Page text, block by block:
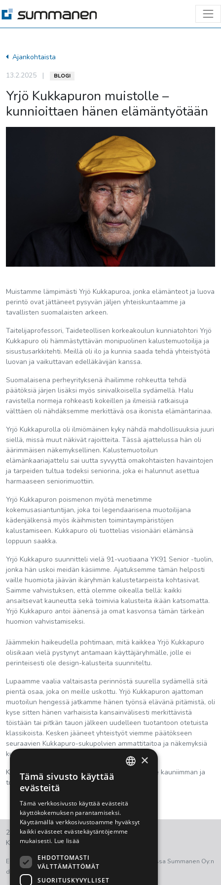
Ajankohtaista
13.2.2025
| BLOGI
Yrjö Kukkapuron muistolle –
kunnioittaen hänen elämäntyötään
Muistamme lämpimästi Yrjö Kukkapuroa, jonka elämänteot ja luova
perintö ovat jättäneet pysyvän jäljen yhteiskuntaamme ja
tavallisten suomalaisten arkeen.
Taitelijaprofessori, Taideteollisen korkeakoulun kunniatohtori Yrjö
Kukkapuro oli hämmästyttävän monipuolinen kalustemuotoilija ja
sisustusarkkitehti. Meillä oli ilo ja kunnia saada tehdä yhteistyötä
luovan ja vaikuttavan edelläkävijän kanssa.
Suomalaisena perheyrityksenä ihailimme rohkeutta tehdä
päätöksiä järjen lisäksi myös sinivalkoisella sydämellä. Halu
ravistella normeja rohkeasti kokeillen ja ilmeisiä ratkaisuja
välttäen oli nähdäksemme merkittävä osa ikonista elämäntarinaa.
Yrjö Kukkapurolla oli ilmiömäinen kyky nähdä mahdollisuuksia juuri
siellä, missä muut näkivät rajoitteita. Tässä ajattelussa hän oli
äärimmäisen näkemyksellinen. Kalustemuotoilun
elämänkaariajattelu sai uutta syvyyttä omakohtaisten havaintojen
ja tarpeiden tultua todeksi seniorina, joka ei halunnut asettua
harmaaseen seniorimuottiin.
Yrjö Kukkapuron poismenon myötä menetimme
kokemusasiantuntijan, joka toi legendaarisena muotoilijana
kädenjälkensä myös ikäihmisten toimintaympäristöjen
kalustamiseen. Kukkapuro oli tuottelias visionääri elämänsä
loppuun saakka.
Yrjö Kukkapuro suunnitteli vielä 91-vuotiaana YK91 Senior -tuolin,
jonka hän uskoi meidän käsiimme. Ajatuksemme tämän helposti
vaille huomiota jäävän ikäryhmän kalustetarpeista kohtasivat.
Saimme vahvistuksen, että olemme oikealla tiellä: kaikki
ansaitsevat kauneutta sekä toimivia kalusteita ikään katsomatta.
Yrjö Kukkapuro antoi äänensä ja omat kasvonsa tämän tärkeän
huomion vahvistamiseksi.
Jäämmekin haikeudella pohtimaan, mitä kaikkea Yrjö Kukkapuro
olisikaan vielä pystynyt antamaan käyttäjäryhmälle, jolle ei
perinteisesti ole design-kalusteita suunniteltu.
Lupaamme vaalia valtaisasta perinnöstä suurella sydämellä sitä
pientä osaa, joka on meille uskottu. Yrjö Kukkapuron ajattoman
muotoilun hengessä jatkamme hänen työnsä elävänä pitämistä, oli
kyse sitten hänen varhaisista kansainvälisesti merkittävistä
töistään tai pitkän tauon jälkeen uudelleen tuotantoon otetuista
klassikoista. Kesken jääneet yhteistyöt viemme päätökseen
seuraavien Kukkapuro-sukupolvien ammattitaitoa ja näkemyksiä
kunnioittaen.
Kiitos Yrjö Kukkapuro, että teit maailmasta meille kauniimman ja
toimivamman paikan.
2021 © Summanen Oy.
Kaikki oikeudet pidätetään.
Euroopan aluekehitysrahasto on ollut osana tukemassa Summanen Oy:n
digitalisaation kehittämistyötä.
×
Tämä sivusto käyttää
evästeitä
Tämä verkkosivusto käyttää evästeitä
käyttökokemuksen parantamiseksi.
Käyttämällä verkkosivustoamme hyväksyt
kaikki evästeet evästekäytäntöjemme
mukaisesti. Lue lisää
EHDOTTOMASTI
VÄLTTÄMÄTTÖMÄT
SUORITUSKYVYLLISET